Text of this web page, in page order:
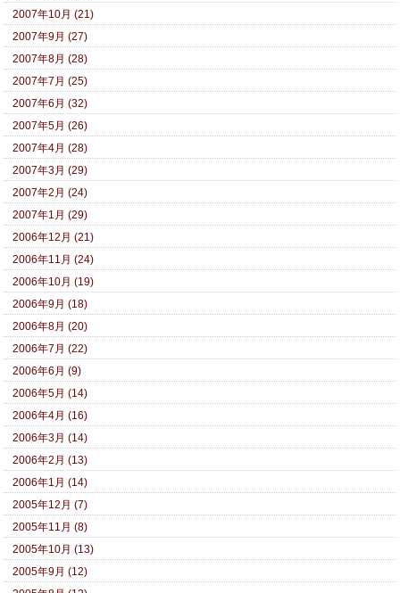
2007年10月 (21)
2007年9月 (27)
2007年8月 (28)
2007年7月 (25)
2007年6月 (32)
2007年5月 (26)
2007年4月 (28)
2007年3月 (29)
2007年2月 (24)
2007年1月 (29)
2006年12月 (21)
2006年11月 (24)
2006年10月 (19)
2006年9月 (18)
2006年8月 (20)
2006年7月 (22)
2006年6月 (9)
2006年5月 (14)
2006年4月 (16)
2006年3月 (14)
2006年2月 (13)
2006年1月 (14)
2005年12月 (7)
2005年11月 (8)
2005年10月 (13)
2005年9月 (12)